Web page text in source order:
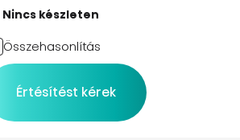
Nincs készleten
Összehasonlítás
Értésítést kérek